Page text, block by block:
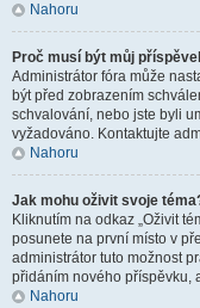
Nahoru
Proč musí být můj
Administrátor fóra může
být před zobrazením
schvalování, nebo jste byli
vyžadováno. Kontaktujte
Nahoru
Jak mohu oživit svoje
Kliknutím na odkaz „Oživit
posunete na první místo v
administrátor tuto možnost
přidáním nového příspěvku,
Nahoru